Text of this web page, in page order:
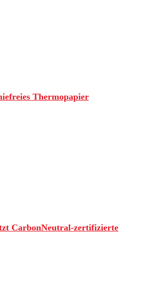
Thermopapier
CarbonNeutral-zertifizierte